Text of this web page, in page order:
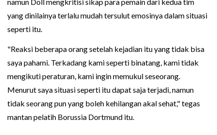
yang dinilainya terlalu mudah tersulut emosinya dalam situasi
seperti itu.
"Reaksi beberapa orang setelah kejadian itu yang tidak bisa
saya pahami. Terkadang kami seperti binatang, kami tidak
mengikuti peraturan, kami ingin memukul seseorang.
Menurut saya situasi seperti itu dapat saja terjadi, namun
tidak seorang pun yang boleh kehilangan akal sehat," tegas
mantan pelatih Borussia Dortmund itu.